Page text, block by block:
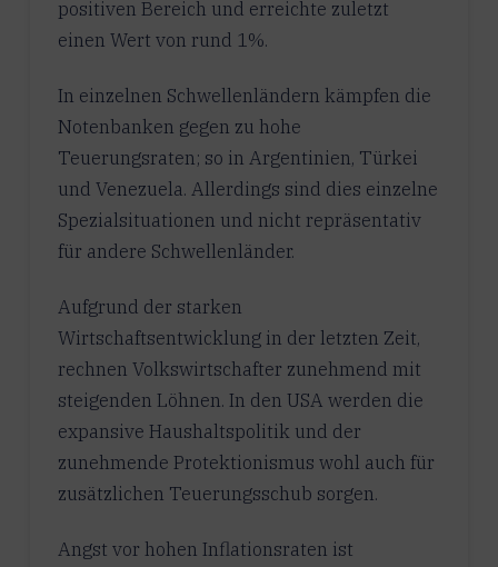
positiven Bereich und erreichte zuletzt
einen Wert von rund 1%.
In einzelnen Schwellenländern kämpfen die
Notenbanken gegen zu hohe
Teuerungsraten; so in Argentinien, Türkei
und Venezuela. Allerdings sind dies einzelne
Spezialsituationen und nicht repräsentativ
für andere Schwellenländer.
Aufgrund der starken
Wirtschaftsentwicklung in der letzten Zeit,
rechnen Volkswirtschafter zunehmend mit
steigenden Löhnen. In den USA werden die
expansive Haushaltspolitik und der
zunehmende Protektionismus wohl auch für
zusätzlichen Teuerungsschub sorgen.
Angst vor hohen Inflationsraten ist